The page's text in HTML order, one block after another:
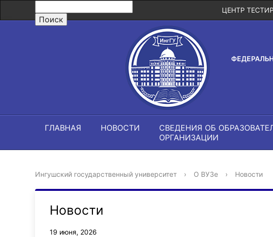
ЦЕНТР
ГЛАВНАЯ НОВОСТИ
СВЕДЕНИЯ ОБ
ОРГАНИЗАЦИИ
Ингушский государственный университет › О ВУЗе › Новости
Новости
19 июня, 2026